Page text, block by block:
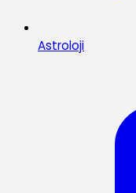
Astroloji